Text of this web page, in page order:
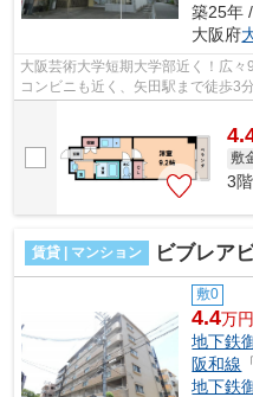
築25年
大阪府
大阪芸術大学短期大学部近く！広々
コンビニも近く、矢田駅まで徒歩3
敷
3
賃貸 | マンション ビブレア
敷0
4.4万円
地下鉄
阪和線
地下鉄